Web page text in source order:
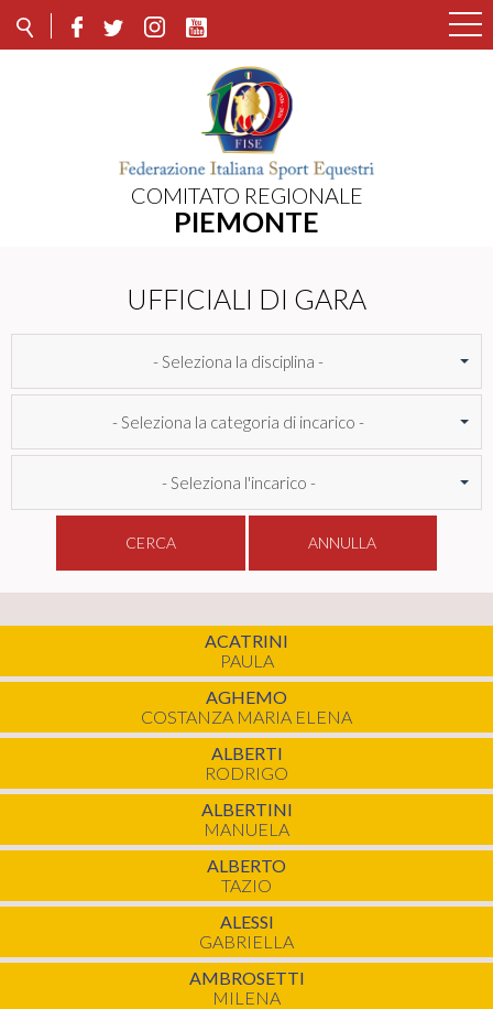
COMITATO REGIONALE
PIEMONTE
UFFICIALI DI GARA
- Seleziona la disciplina -
- Seleziona la categoria di incarico -
- Seleziona l'incarico -
CERCA ANNULLA
ACATRINI
PAULA
AGHEMO
COSTANZA MARIA ELENA
ALBERTI
RODRIGO
ALBERTINI
MANUELA
ALBERTO
TAZIO
ALESSI
GABRIELLA
AMBROSETTI
MILENA